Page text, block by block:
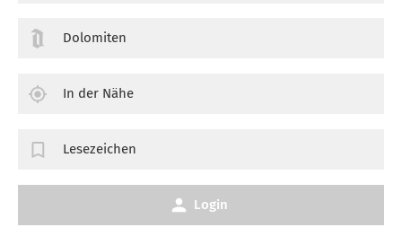
Dolomiten
In der Nähe
Lesezeichen
Login